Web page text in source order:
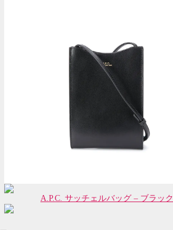
A.P.C. サッチェルバッグ – ブラック